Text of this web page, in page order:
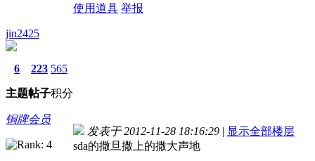
使用道具 举报
jin2425
6
主题
223
帖子
565
积分
铜牌会员
发表于 2012-11-28 18:16:29 | 显示全部楼层
sda的撒旦撒上的撒大声地